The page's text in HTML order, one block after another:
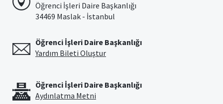
Öğrenci İşleri Daire Başkanlığı
34469 Maslak - İstanbul
Öğrenci İşleri Daire Başkanlığı
Yardım Bileti Oluştur
Öğrenci İşleri Daire Başkanlığı
Aydınlatma Metni